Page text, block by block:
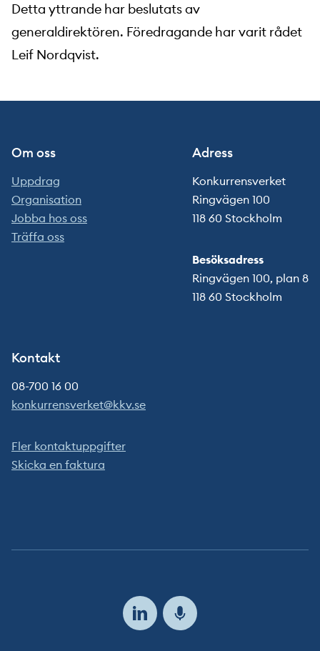
Detta yttrande har beslutats av
generaldirektören. Föredragande har varit rådet
Leif Nordqvist.
Om oss
Uppdrag
Organisation
Jobba hos oss
Träffa oss
Adress
Konkurrensverket
Ringvägen 100
118 60 Stockholm
Besöksadress
Ringvägen 100, plan 8
118 60 Stockholm
Kontakt
08-700 16 00
konkurrensverket@kkv.se
Fler kontaktuppgifter
Skicka en faktura
Följ
oss